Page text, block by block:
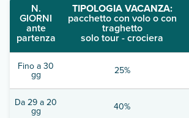
N.
GIORNI
ante
partenza
TIPOLOGIA VACANZA:
pacchetto con volo o con
traghetto
solo tour - crociera
Fino a 30
gg 25%
Da 29 a 20
gg 40%